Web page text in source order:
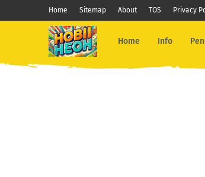
Home Sitemap About TOS Privacy
Home Info